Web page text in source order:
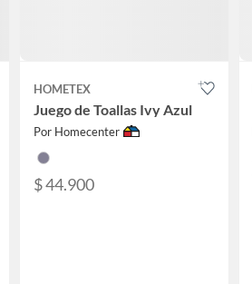
HOMETEX
Juego de Toallas Ivy Azul
Por Homecenter
$ 44.900